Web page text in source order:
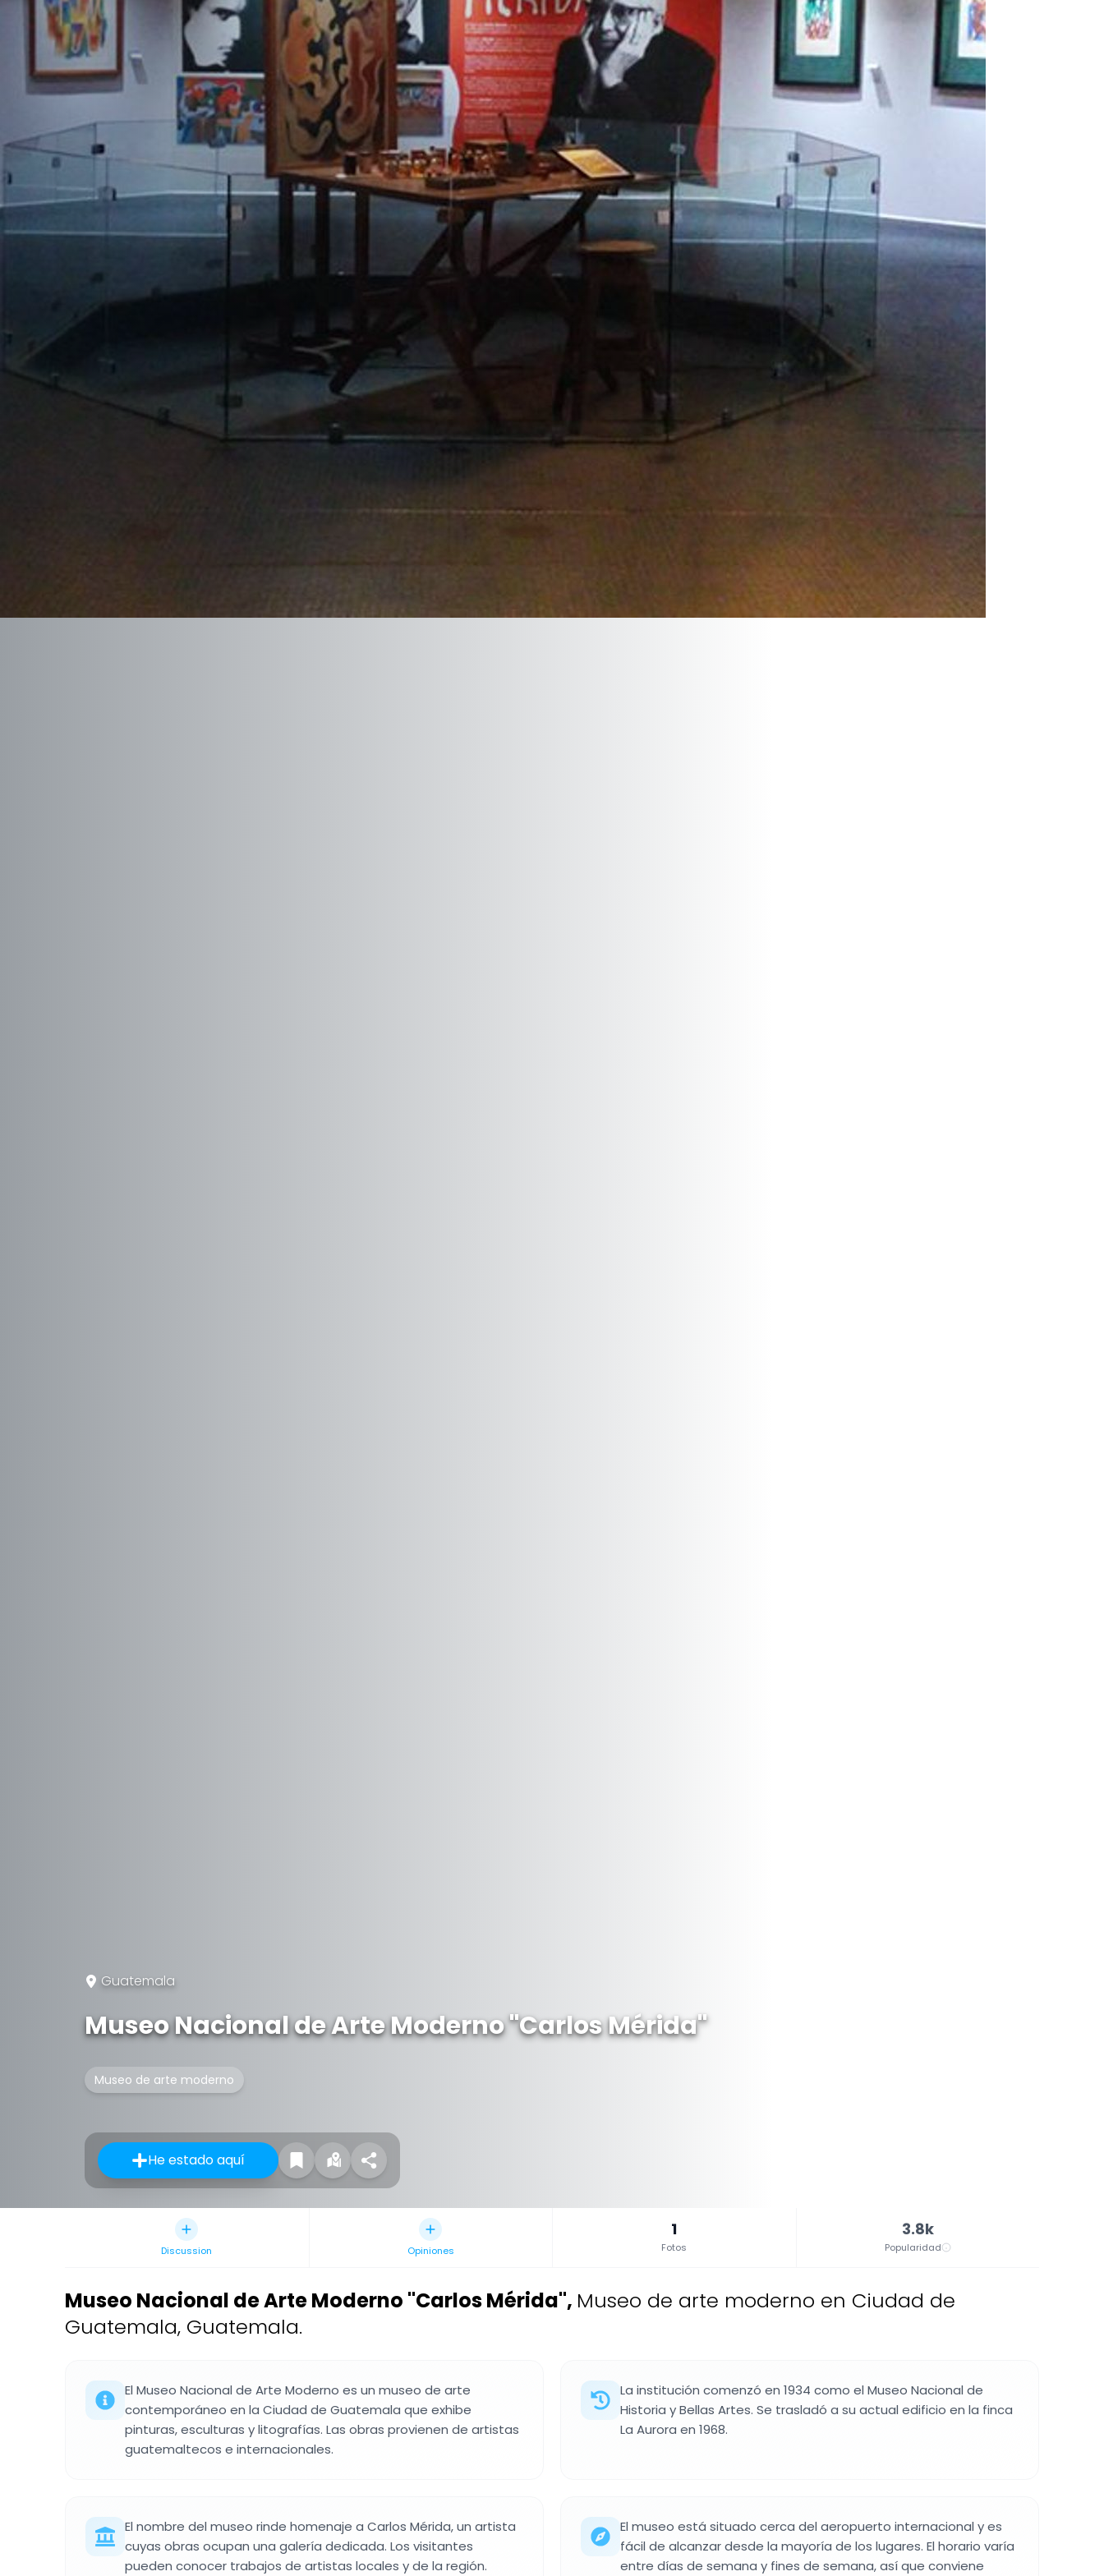
Guatemala
Museo Nacional de Arte Moderno "Carlos Mérida"
Museo de arte moderno
He estado aquí
Discussion Opiniones
1
Fotos
3.8k
Popularidad
Museo Nacional de Arte Moderno "Carlos Mérida", Museo de arte moderno en Ciudad de
Guatemala, Guatemala.
El Museo Nacional de Arte Moderno es un museo de arte
contemporáneo en la Ciudad de Guatemala que exhibe
pinturas, esculturas y litografías. Las obras provienen de artistas
guatemaltecos e internacionales.
La institución comenzó en 1934 como el Museo Nacional de
Historia y Bellas Artes. Se trasladó a su actual edificio en la finca
La Aurora en 1968.
El nombre del museo rinde homenaje a Carlos Mérida, un artista
cuyas obras ocupan una galería dedicada. Los visitantes
pueden conocer trabajos de artistas locales y de la región.
El museo está situado cerca del aeropuerto internacional y es
fácil de alcanzar desde la mayoría de los lugares. El horario varía
entre días de semana y fines de semana, así que conviene